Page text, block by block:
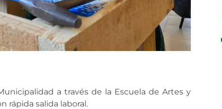
a través de la Escuela de Artes y
rápida salida laboral.